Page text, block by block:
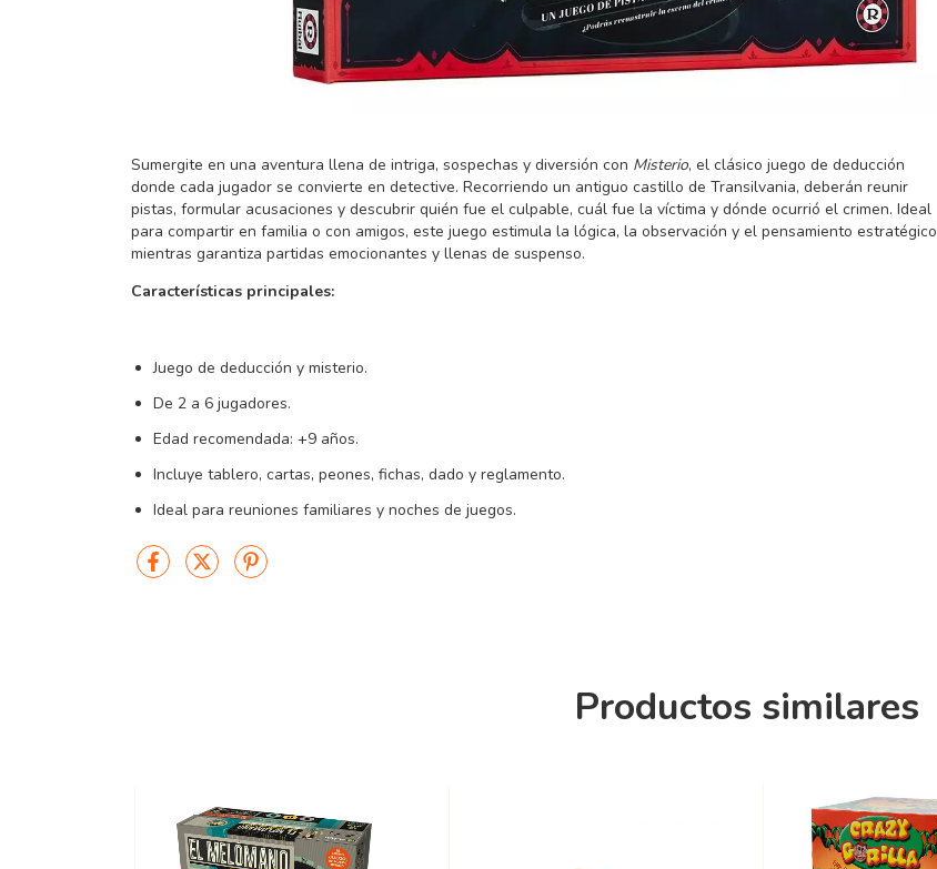
Sumergite en una aventura llena de intriga, sospechas y diversión con Misterio, el clásico juego de deducción
donde cada jugador se convierte en detective. Recorriendo un antiguo castillo de Transilvania, deberán reunir
pistas, formular acusaciones y descubrir quién fue el culpable, cuál fue la víctima y dónde ocurrió el crimen. Ideal
para compartir en familia o con amigos, este juego estimula la lógica, la observación y el pensamiento estratégico
mientras garantiza partidas emocionantes y llenas de suspenso.
Características principales:
Juego de deducción y misterio.
De 2 a 6 jugadores.
Edad recomendada: +9 años.
Incluye tablero, cartas, peones, fichas, dado y reglamento.
Ideal para reuniones familiares y noches de juegos.
Productos similares